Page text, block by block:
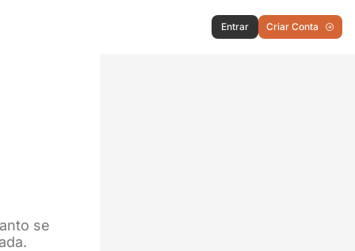
Entrar Criar Conta
se